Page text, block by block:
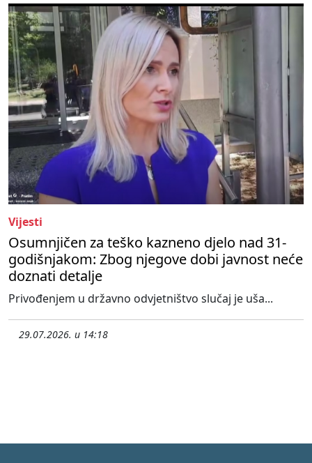
Vijesti
Osumnjičen za teško kazneno djelo nad 31-
godišnjakom: Zbog njegove dobi javnost neće
doznati detalje
Privođenjem u državno odvjetništvo slučaj je uša...
29.07.2026. u 14:18